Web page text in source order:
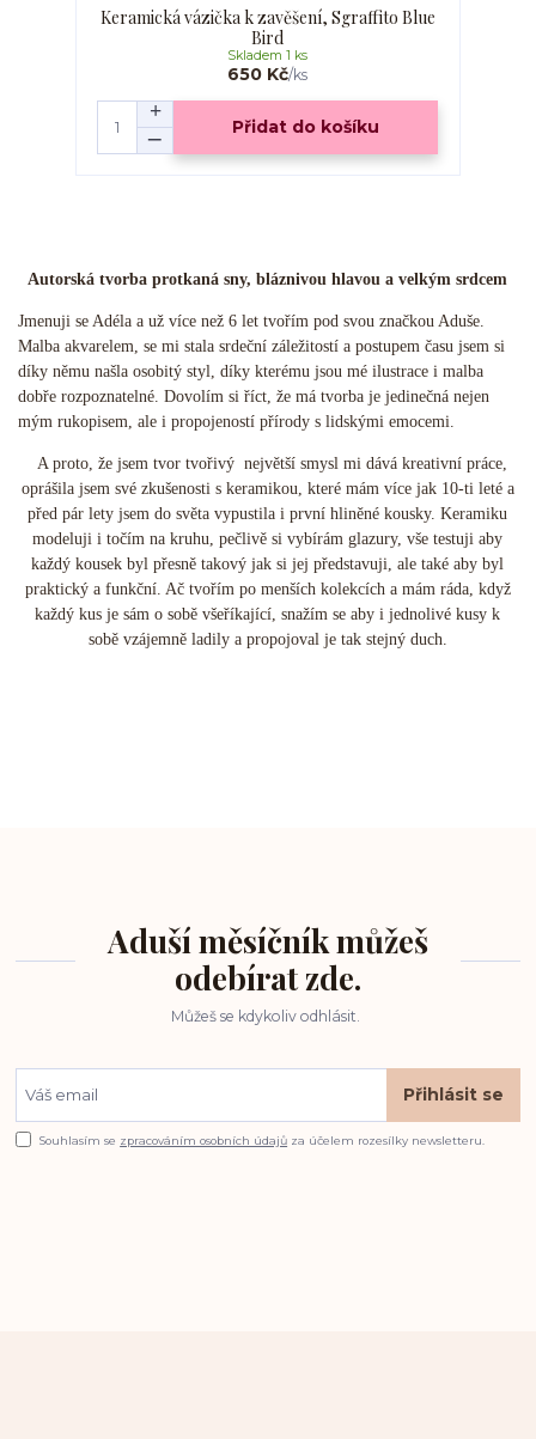
Keramická vázička k zavěšení, Sgraffito Blue
Bird
650 Kč/ks
Skladem 1 ks
Přidat do košíku
Autorská tvorba protkaná sny, bláznivou hlavou a velkým srdcem
Jmenuji se Adéla a už více než 6 let tvořím pod svou značkou Aduše.
Malba akvarelem, se mi stala srdeční záležitostí a postupem času jsem si
díky němu našla osobitý styl, díky kterému jsou mé ilustrace i malba
dobře rozpoznatelné. Dovolím si říct, že má tvorba je jedinečná nejen
mým rukopisem, ale i propojeností přírody s lidskými emocemi.
A proto, že jsem tvor tvořivý největší smysl mi dává kreativní práce,
oprášila jsem své zkušenosti s keramikou, které mám více jak 10-ti leté a
před pár lety jsem do světa vypustila i první hliněné kousky. Keramiku
modeluji i točím na kruhu, pečlivě si vybírám glazury, vše testuji aby
každý kousek byl přesně takový jak si jej představuji, ale také aby byl
praktický a funkční. Ač tvořím po menších kolekcích a mám ráda, když
každý kus je sám o sobě všeříkající, snažím se aby i jednolivé kusy k
sobě vzájemně ladily a propojoval je tak stejný duch.
Aduší měsíčník můžeš
odebírat zde.
Můžeš se kdykoliv odhlásit.
Přihlásit se
Souhlasím se zpracováním osobních údajů za účelem rozesílky newsletteru.